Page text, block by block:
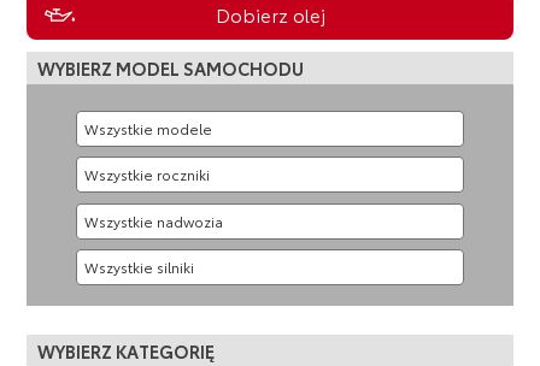
Dobierz olej
WYBIERZ MODEL SAMOCHODU
WYBIERZ KATEGORIĘ